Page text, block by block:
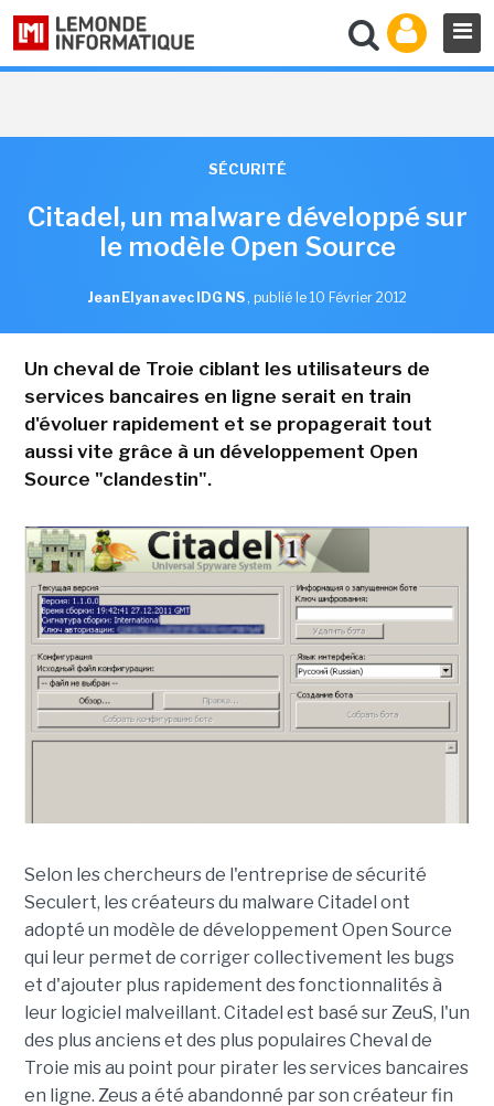
SÉCURITÉ
Citadel, un malware développé sur
le modèle Open Source
Jean Elyan avec IDG NS , publié le 10 Février 2012
Un cheval de Troie ciblant les utilisateurs de
services bancaires en ligne serait en train
d'évoluer rapidement et se propagerait tout
aussi vite grâce à un développement Open
Source "clandestin".
Selon les chercheurs de l'entreprise de sécurité
Seculert, les créateurs du malware Citadel ont
adopté un modèle de développement Open Source
qui leur permet de corriger collectivement les bugs
et d'ajouter plus rapidement des fonctionnalités à
leur logiciel malveillant. Citadel est basé sur ZeuS, l'un
des plus anciens et des plus populaires Cheval de
Troie mis au point pour pirater les services bancaires
en ligne. Zeus a été abandonné par son créateur fin